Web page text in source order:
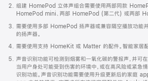
打
开)
组建 HomePod 立体声组合需要使用两部同款
HomePod mini、两部 HomePod (第二代) 或两部
需要使用多部 HomePod 扬声器或兼容隔空播放功能
的扬声器。
需要使用支持 HomeKit 或 Matter 的配件。智能家居配
声音识别功能可检测到烟雾和一氧化碳的警报声，并可
当用户身处可能受到伤害的环境中，或在高风险或紧急
识别功能。声音识别功能需要使用升级更新后的家庭